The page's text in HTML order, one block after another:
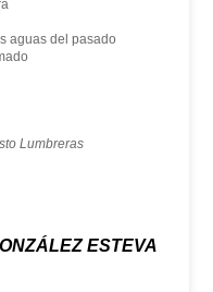
del pasado
Lumbreras
ESTEVA